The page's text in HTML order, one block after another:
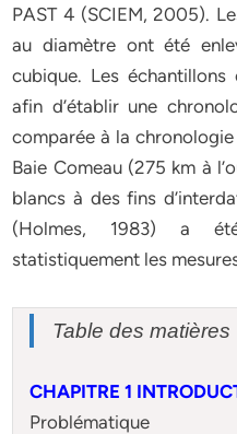
PAST 4 (SCIEM, 2005).
au diamètre ont été
cubique. Les
afin d’établir une
comparée à la
Baie Comeau (275 km à
blancs à des fins
(Holmes, 1983) a
statistiquement les
Table des matières
CHAPITRE 1
Problématique